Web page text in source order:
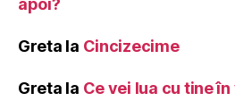
Greta la Cincizecime
Greta la Ce vei lua cu tine